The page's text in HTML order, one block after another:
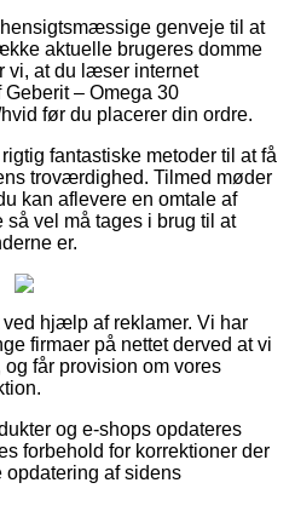
genveje til at
aktuelle brugeres domme
vi, at du læser internet
– Omega 30
før du placerer din ordre.
fantastiske metoder til at få
troværdighed. Tilmed møder
kan aflevere en omtale af
vel må tages i brug til at
er.
hjælp af reklamer. Vi har
firmaer på nettet derved at vi
får provision om vores
og e-shops opdateres
forbehold for korrektioner der
opdatering af sidens